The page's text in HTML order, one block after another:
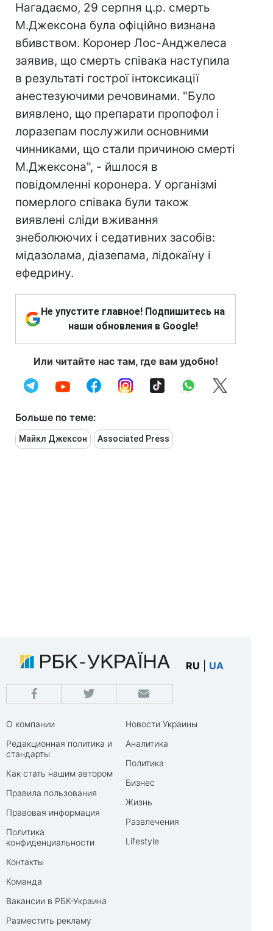
Нагадаємо, 29 серпня ц.р. смерть
М.Джексона була офіційно визнана
вбивством. Коронер Лос-Анджелеса
заявив, що смерть співака наступила
в результаті гострої інтоксикації
анестезуючими речовинами. "Було
виявлено, що препарати пропофол і
лоразепам послужили основними
чинниками, що стали причиною смерті
М.Джексона", - йшлося в
повідомленні коронера. У організмі
померлого співака були також
виявлені сліди вживання
знеболюючих і седативних засобів:
мідазолама, діазепама, лідокаїну і
ефедрину.
Не упустите главное! Подпишитесь на
наши обновления в Google!
Или читайте нас там, где вам удобно!
Больше по теме:
Майкл Джексон Associated Press
RU UA
О компании
Редакционная политика и
стандарты
Как стать нашим автором
Правила пользования
Правовая информация
Политика
конфиденциальности
Контакты
Команда
Вакансии в РБК-Украина
Разместить рекламу
Новости Украины
Аналитика
Политика
Бизнес
Жизнь
Развлечения
Lifestyle